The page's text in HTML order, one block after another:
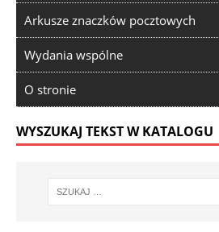
Arkusze znaczków pocztowych
Wydania wspólne
O stronie
WYSZUKAJ TEKST W KATALOGU